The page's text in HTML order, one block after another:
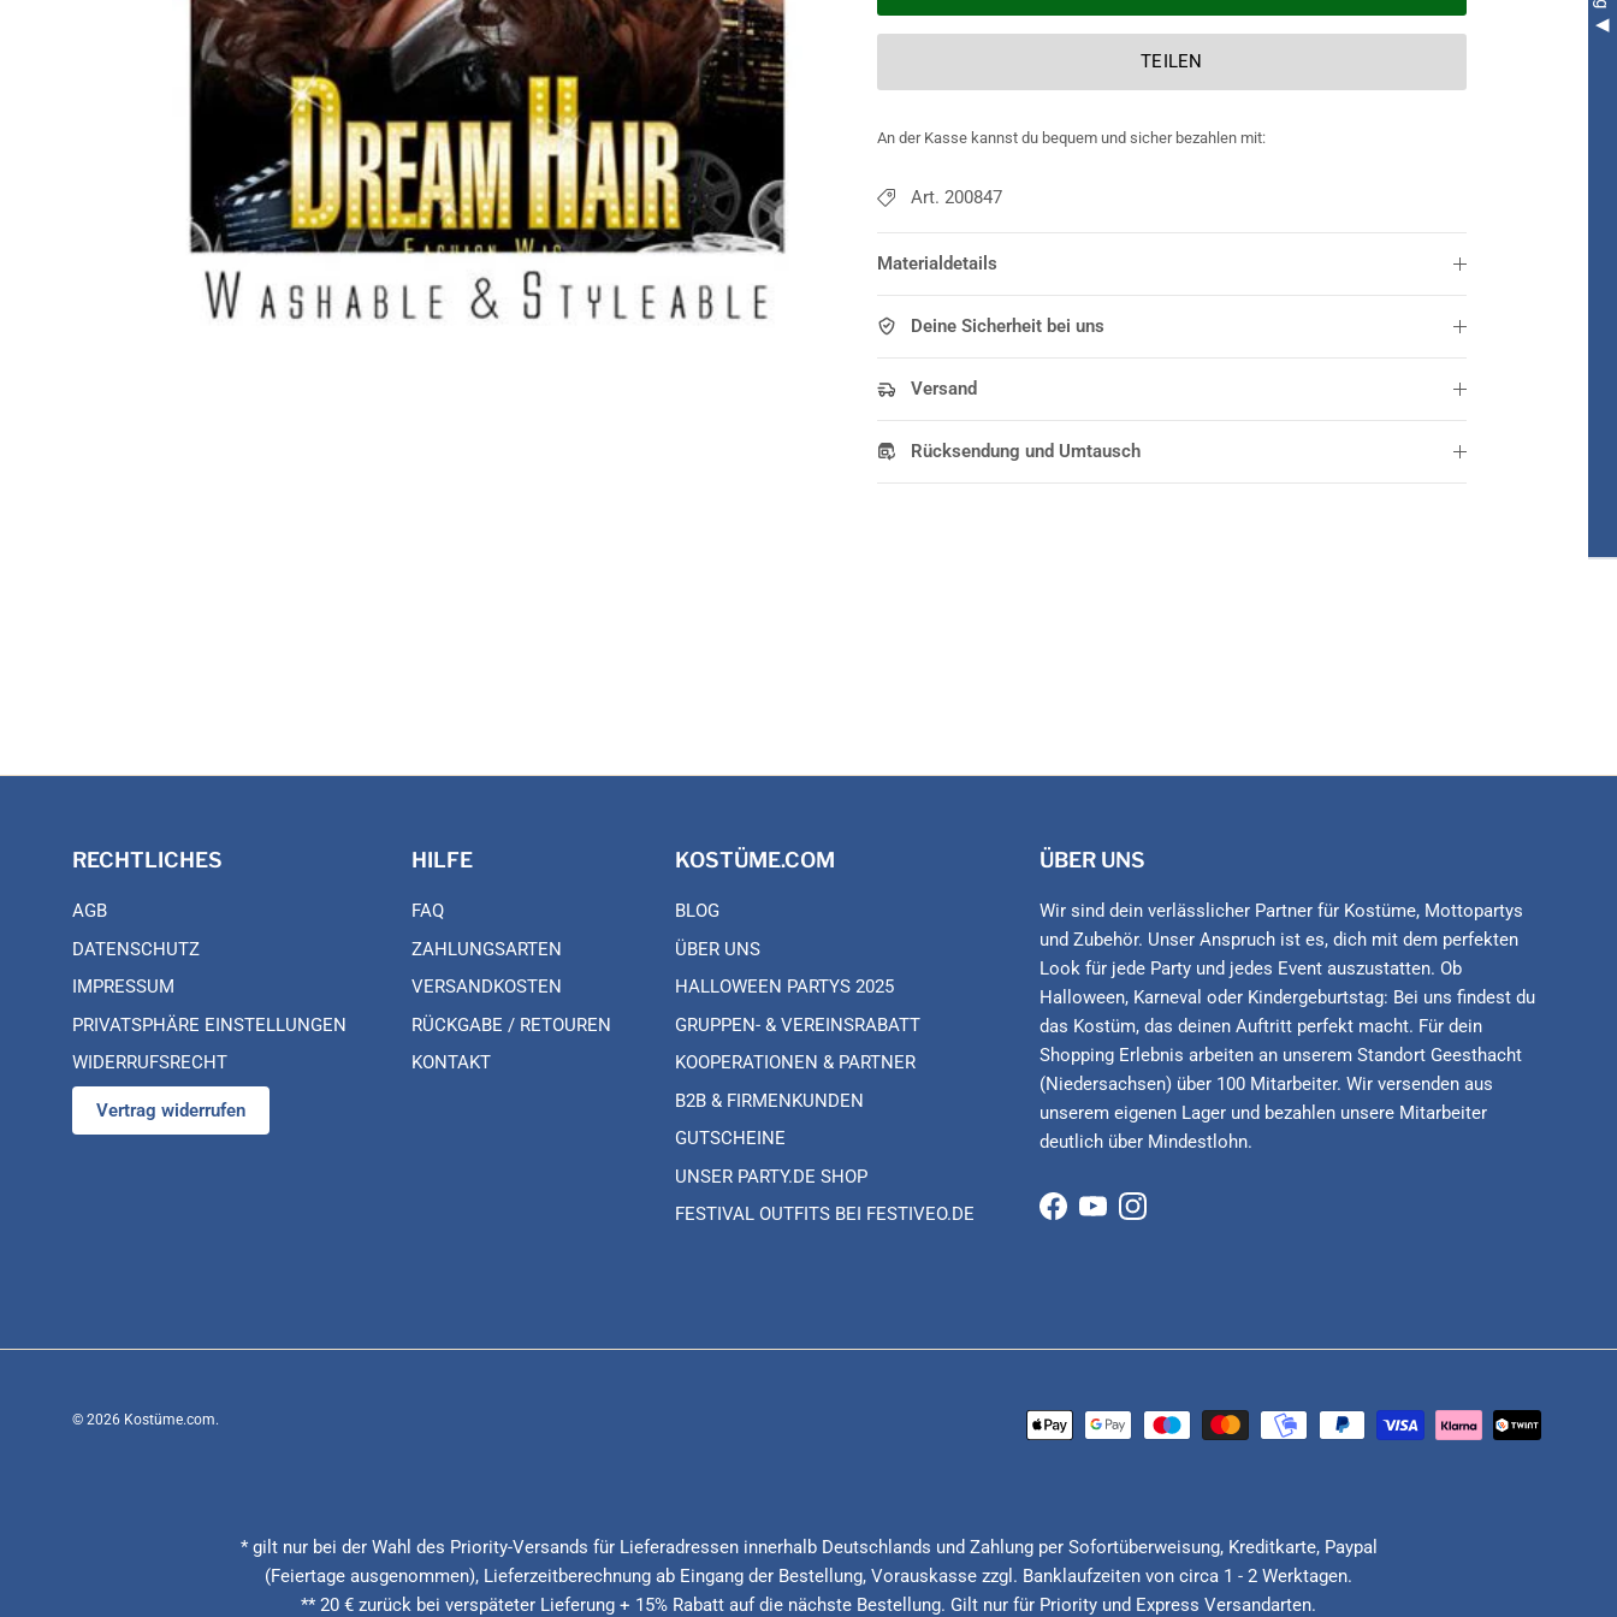
TEILEN
An der Kasse kannst du bequem und sicher bezahlen mit:
Art. 200847
Materialdetails
Deine Sicherheit bei uns
Versand
Rücksendung und Umtausch
RECHTLICHES
AGB
DATENSCHUTZ
IMPRESSUM
PRIVATSPHÄRE EINSTELLUNGEN
WIDERRUFSRECHT
Vertrag widerrufen
HILFE
FAQ
ZAHLUNGSARTEN
VERSANDKOSTEN
RÜCKGABE / RETOUREN
KONTAKT
KOSTÜME.COM
BLOG
ÜBER UNS
HALLOWEEN PARTYS 2025
GRUPPEN- & VEREINSRABATT
KOOPERATIONEN & PARTNER
B2B & FIRMENKUNDEN
GUTSCHEINE
UNSER PARTY.DE SHOP
FESTIVAL OUTFITS BEI FESTIVEO.DE
ÜBER UNS
Wir sind dein verlässlicher Partner für Kostüme, Mottopartys
und Zubehör. Unser Anspruch ist es, dich mit dem perfekten
Look für jede Party und jedes Event auszustatten. Ob
Halloween, Karneval oder Kindergeburtstag: Bei uns findest du
das Kostüm, das deinen Auftritt perfekt macht. Für dein
Shopping Erlebnis arbeiten an unserem Standort Geesthacht
(Niedersachsen) über 100 Mitarbeiter. Wir versenden aus
unserem eigenen Lager und bezahlen unsere Mitarbeiter
deutlich über Mindestlohn.
Facebook
YouTubeInstagram
© 2026 Kostüme.com.
* gilt nur bei der Wahl des Priority-Versands für Lieferadressen innerhalb Deutschlands und Zahlung per Sofortüberweisung, Kreditkarte, Paypal
(Feiertage ausgenommen), Lieferzeitberechnung ab Eingang der Bestellung, Vorauskasse zzgl. Banklaufzeiten von circa 1 - 2 Werktagen.
** 20 € zurück bei verspäteter Lieferung + 15% Rabatt auf die nächste Bestellung. Gilt nur für Priority und Express Versandarten.